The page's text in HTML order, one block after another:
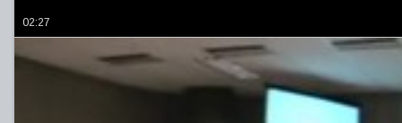
02:27